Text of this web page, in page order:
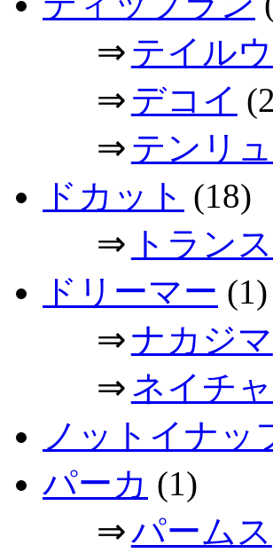
⇒ テイル
⇒ デコイ
⇒ テンリ
ドカット (18)
⇒ トラン
ドリーマー (1)
⇒ナカジマ
⇒ ネイチ
ノットイナッ
パーカ (1)
⇒パームス